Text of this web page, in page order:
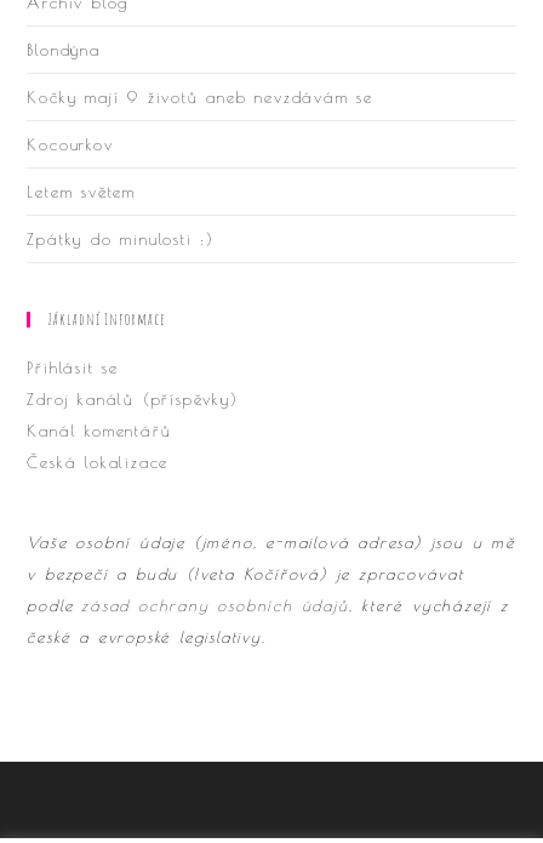
Blondýna
Kočky mají 9 životů aneb nevzdávám se
Kocourkov
Letem světem
Zpátky do minulosti :)
Základní Informace
Přihlásit se
Zdroj kanálů (příspěvky)
Kanál komentářů
Česká lokalizace
Vaše osobní údaje (jméno, e-mailová adresa) jsou u mě
v bezpečí a budu (Iveta Kočířová) je zpracovávat
podle zásad ochrany osobních údajů , které vycházejí z
české a evropské legislativy.